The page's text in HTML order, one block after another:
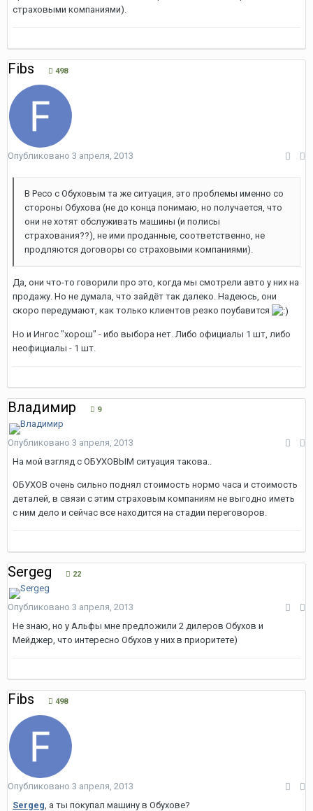
страховыми компаниями).
Fibs 498
Опубликовано 3 апреля, 2013
В Ресо с Обуховым та же ситуация, это проблемы именно со
стороны Обухова (не до конца понимаю, но получается, что
они не хотят обслуживать машины (и полисы
страхования??), не ими проданные, соответственно, не
продляются договоры со страховыми компаниями).
Да, они что-то говорили про это, когда мы смотрели авто у них на
продажу. Но не думала, что зайдёт так далеко. Надеюсь, они
скоро передумают, как только клиентов резко поубавится
Но и Ингос "хорош" - ибо выбора нет. Либо официалы 1 шт, либо
неофициалы - 1 шт.
Владимир 9
Опубликовано 3 апреля, 2013
На мой взгляд с ОБУХОВЫМ ситуация такова..
ОБУХОВ очень сильно поднял стоимость нормо часа и стоимость
деталей, в связи с этим страховым компаниям не выгодно иметь
с ним дело и сейчас все находится на стадии переговоров.
Sergeg 22
Опубликовано 3 апреля, 2013
Не знаю, но у Альфы мне предложили 2 дилеров Обухов и
Мейджер, что интересно Обухов у них в приоритете)
Fibs 498
Опубликовано 3 апреля, 2013
Sergeg, а ты покупал машину в Обухове?